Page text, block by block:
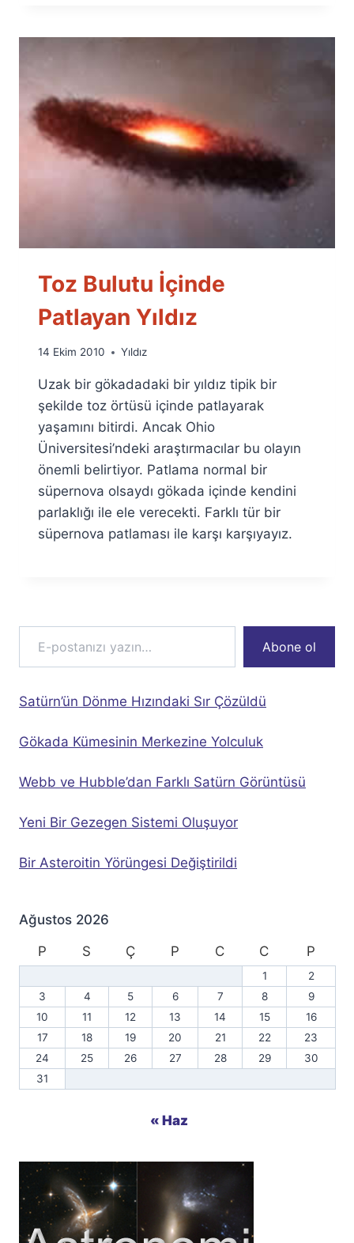
Toz Bulutu İçinde
Patlayan Yıldız
By
Fuat
Özyar
14 Ekim 2010 Yıldız
Uzak bir gökadadaki bir yıldız tipik bir
şekilde toz örtüsü içinde patlayarak
yaşamını bitirdi. Ancak Ohio
Üniversitesi’ndeki araştırmacılar bu olayın
önemli belirtiyor. Patlama normal bir
süpernova olsaydı gökada içinde kendini
parlaklığı ile ele verecekti. Farklı tür bir
süpernova patlaması ile karşı karşıyayız.
E-postanızı yazın…
Abone ol
Satürn’ün Dönme Hızındaki Sır Çözüldü
Gökada Kümesinin Merkezine Yolculuk
Webb ve Hubble’dan Farklı Satürn Görüntüsü
Yeni Bir Gezegen Sistemi Oluşuyor
Bir Asteroitin Yörüngesi Değiştirildi
Ağustos 2026
P
S Ç P C C P
1
2
3
4 5 6 7 8
9
10
11 12 13 14 15
16
17
18 19 20 21 22
23
24
25 26 27 28 29
30
31
« Haz